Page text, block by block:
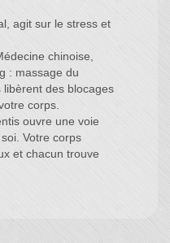
agit sur le stress et
chinoise,
: massage du
des blocages
corps.
ouvre une voie
Votre corps
et chacun trouve